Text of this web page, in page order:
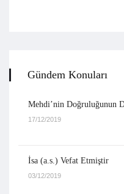
Gündem Konuları
Mehdi’nin Doğruluğunun
17/12/2019
İsa (a.s.) Vefat Etmiştir
03/12/2019